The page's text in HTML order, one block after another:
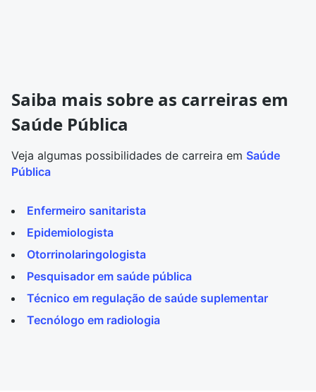
Saiba mais sobre as carreiras em
Saúde Pública
Veja algumas possibilidades de carreira em Saúde
Pública
Enfermeiro sanitarista
Epidemiologista
Otorrinolaringologista
Pesquisador em saúde pública
Técnico em regulação de saúde suplementar
Tecnólogo em radiologia